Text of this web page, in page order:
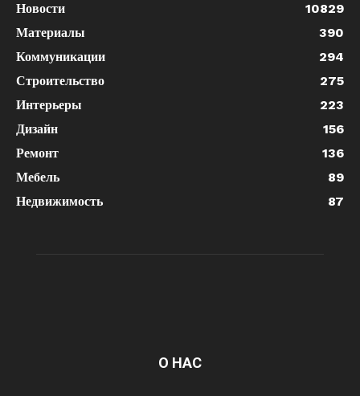
Новости
10829
Материалы
390
Коммуникации
294
Строительство
275
Интерьеры
223
Дизайн
156
Ремонт
136
Мебель
89
Недвижимость
87
О НАС